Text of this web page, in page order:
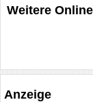
Weitere
Anzeige